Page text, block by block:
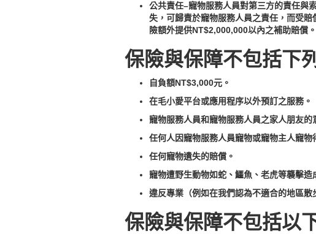
公共責任–寵物服務人員對第三方的責任與
失，可歸責於寵物服務人員之責任，而受
險額外提供NT$2,000,000以內之補助賠償。
保險與保障不包括下
自負額NT$3,000元。
在毛小愛平台或應用程序以外預訂之服務。
寵物服務人員和寵物服務人員之家人朋友的
任何人因寵物服務人員寵物或寵物主人寵物
任何寵物遺失的賠償。
寵物遭野生動物如蛇、鱷魚、老虎等襲擊造
違反專業（例如在我們認為不適合的地區散
保險與保障不包括以